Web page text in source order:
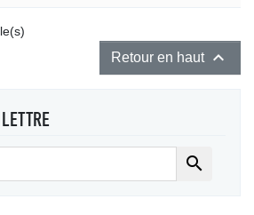
Retour en haut 
